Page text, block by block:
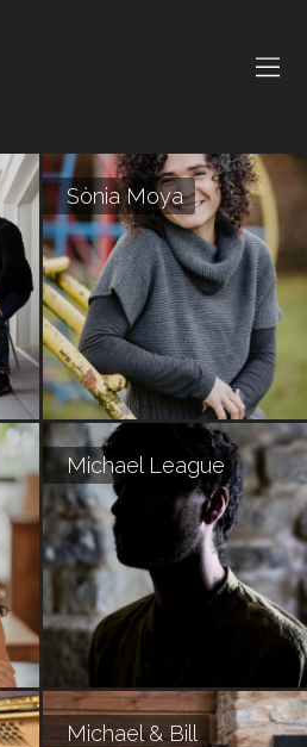
Sònia Moya
Michael League
Michael & Bill